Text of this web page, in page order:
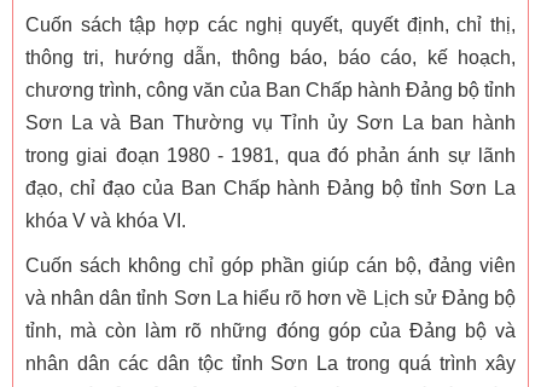
Cuốn sách tập hợp các nghị quyết, quyết định, chỉ thị,
thông tri, hướng dẫn, thông báo, báo cáo, kế hoạch,
chương trình, công văn của Ban Chấp hành Đảng bộ tỉnh
Sơn La và Ban Thường vụ Tỉnh ủy Sơn La ban hành
trong giai đoạn 1980 - 1981, qua đó phản ánh sự lãnh
đạo, chỉ đạo của Ban Chấp hành Đảng bộ tỉnh Sơn La
khóa V và khóa VI.
Cuốn sách không chỉ góp phần giúp cán bộ, đảng viên
và nhân dân tỉnh Sơn La hiểu rõ hơn về Lịch sử Đảng bộ
tỉnh, mà còn làm rõ những đóng góp của Đảng bộ và
nhân dân các dân tộc tỉnh Sơn La trong quá trình xây